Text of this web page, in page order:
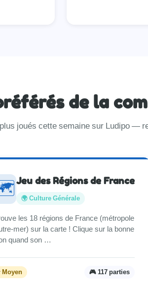
de la
joués cette semaine sur Ludipo —
Jeu des Régions de France
🌍 Culture Générale
les 18 régions de France (métropole
mer) sur la carte ! Clique sur la bonne
quand son …
Moyen 🎮 117 parties